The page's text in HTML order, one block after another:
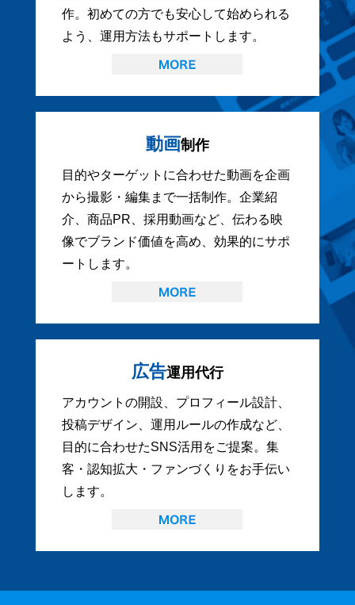
作。初めての方でも安心して始められる
よう、運用方法もサポートします。
動画制作
目的やターゲットに合わせた動画を企画
から撮影・編集まで一括制作。企業紹
介、商品PR、採用動画など、伝わる映
像でブランド価値を高め、効果的にサポ
ートします。
広告運用代行
アカウントの開設、プロフィール設計、
投稿デザイン、運用ルールの作成など、
目的に合わせたSNS活用をご提案。集
客・認知拡大・ファンづくりをお手伝い
します。